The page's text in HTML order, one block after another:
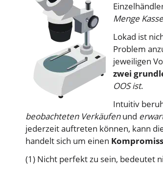
Menge
Lokad ist
Problem
jeweiligen
zwei
OOS ist.
Intuitiv
beobachteten Verkäufenund
jederzeit auftreten können, kann
handelt sich um einen
(1) Nicht perfekt zu sein, bedeutet